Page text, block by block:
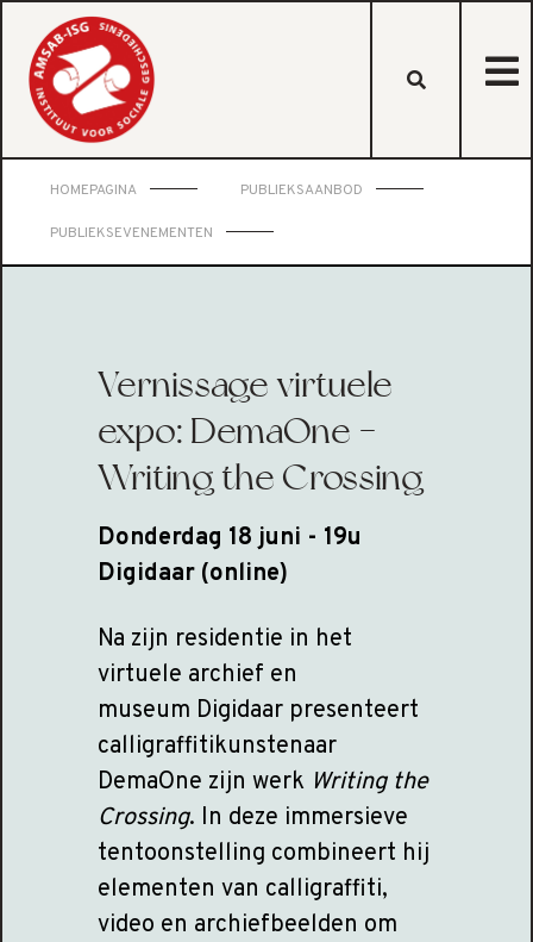
HOMEPAGINA PUBLIEKSAANBOD
PUBLIEKSEVENEMENTEN
Vernissage virtuele
expo: DemaOne -
Writing the Crossing
Donderdag 18 juni - 19u
Digidaar (online)
Na zijn residentie in het
virtuele archief en
museum Digidaar presenteert
calligraffitikunstenaar
DemaOne zijn werk Writing the
Crossing. In deze immersieve
tentoonstelling combineert hij
elementen van calligraffiti,
video en archiefbeelden om